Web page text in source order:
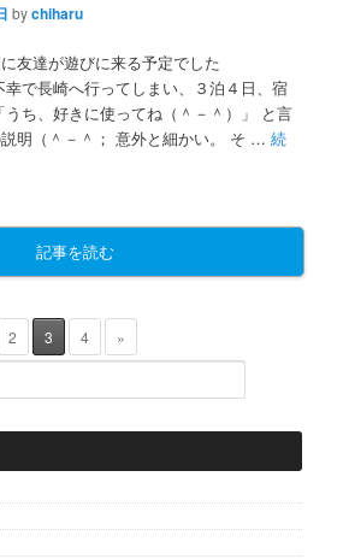
bychiharu
友達が遊びに来る予定でした
で長崎へ行ってしまい、３泊４日、宿
ち、好きに使ってね（＾－＾）」 と言
説明（＾－＾； 意外と細かい。 そ …続
記事を読む
2 3 4
»